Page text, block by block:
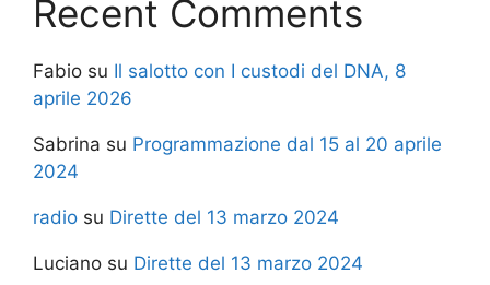
Recent Comments
Fabio su Il salotto con I custodi del DNA, 8
aprile 2026
Sabrina su Programmazione dal 15 al 20 aprile
2024
radio su Dirette del 13 marzo 2024
Luciano su Dirette del 13 marzo 2024